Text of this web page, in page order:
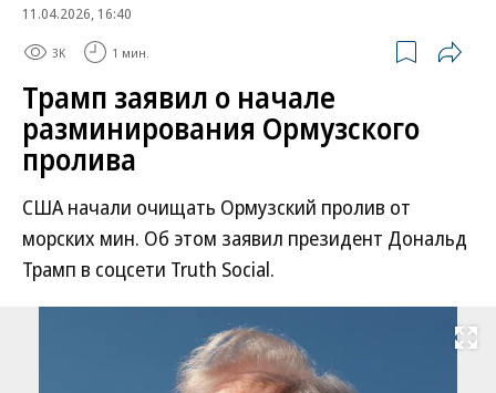
11.04.2026, 16:40
3K 1 мин.
Трамп заявил о начале
разминирования Ормузского
пролива
США начали очищать Ормузский пролив от
морских мин. Об этом заявил президент Дональд
Трамп в соцсети Truth Social.
Развернуть